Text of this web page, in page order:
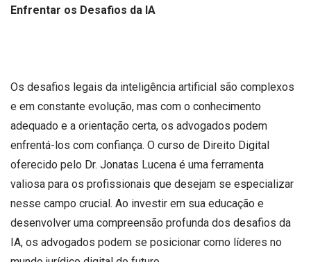
Enfrentar os Desafios da IA
Os desafios legais da inteligência artificial são complexos
e em constante evolução, mas com o conhecimento
adequado e a orientação certa, os advogados podem
enfrentá-los com confiança. O curso de Direito Digital
oferecido pelo Dr. Jonatas Lucena é uma ferramenta
valiosa para os profissionais que desejam se especializar
nesse campo crucial. Ao investir em sua educação e
desenvolver uma compreensão profunda dos desafios da
IA, os advogados podem se posicionar como líderes no